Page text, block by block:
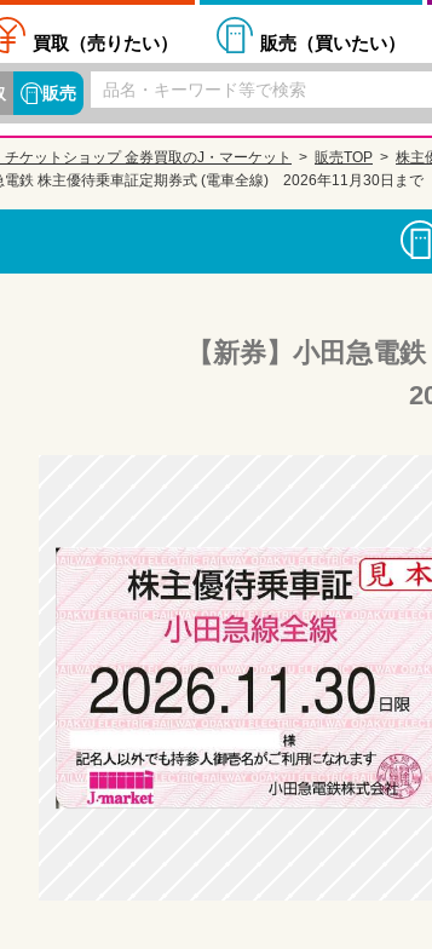
買取（売りたい） 販売（買いたい）
販売
ケットショップ 金券買取のJ・マーケット 販売TOP 株主
電鉄 株主優待乗車証定期券式 (電車全線) 2026年11月30日まで
【新券】小田急電